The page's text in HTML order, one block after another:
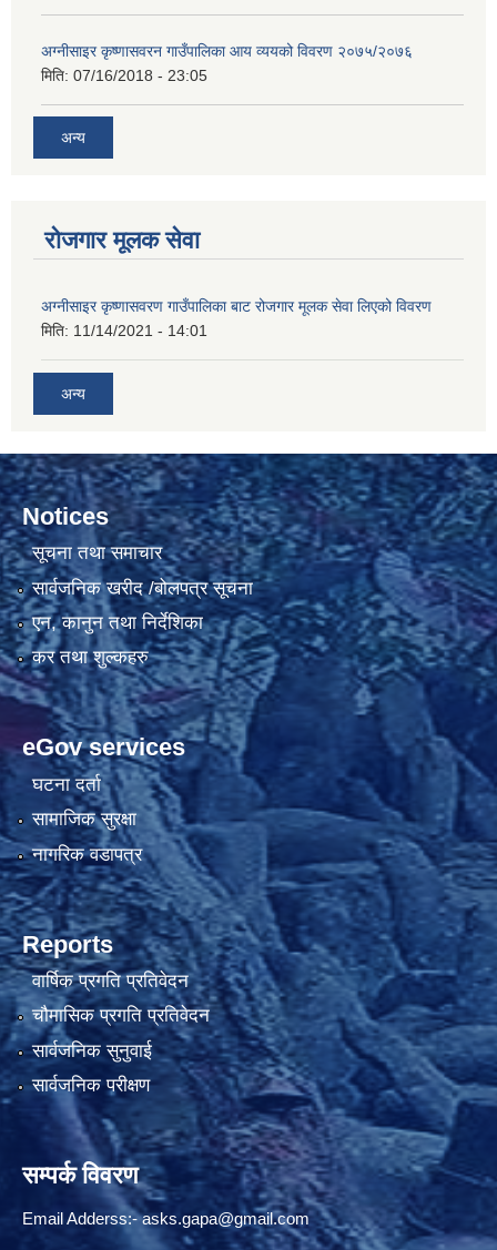
अग्नीसाइर कृष्णासवरन गाउँपालिका आय व्ययको विवरण २०७५/२०७६
मिति: 07/16/2018 - 23:05
अन्य
रोजगार मूलक सेवा
अग्नीसाइर कृष्णासवरण गाउँपालिका बाट रोजगार मूलक सेवा लिएको विवरण
मिति: 11/14/2021 - 14:01
अन्य
Notices
सूचना तथा समाचार
सार्वजनिक खरीद /बोलपत्र सूचना
एन, कानुन तथा निर्देशिका
कर तथा शुल्कहरु
eGov services
घटना दर्ता
सामाजिक सुरक्षा
नागरिक वडापत्र
Reports
वार्षिक प्रगति प्रतिवेदन
चौमासिक प्रगति प्रतिवेदन
सार्वजनिक सुनुवाई
सार्वजनिक परीक्षण
सम्पर्क विवरण
Email Adderss:-asks.gapa@gmail.com